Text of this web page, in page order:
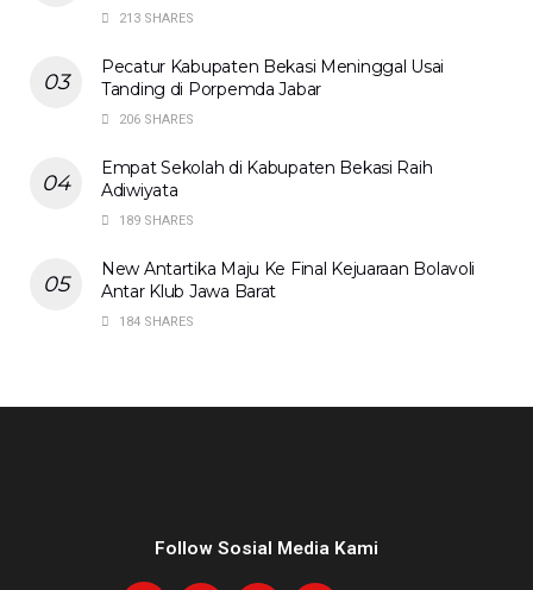
213 SHARES
Pecatur Kabupaten Bekasi Meninggal Usai
Tanding di Porpemda Jabar
206 SHARES
Empat Sekolah di Kabupaten Bekasi Raih
Adiwiyata
189 SHARES
New Antartika Maju Ke Final Kejuaraan Bolavoli
Antar Klub Jawa Barat
184 SHARES
Follow Sosial Media Kami